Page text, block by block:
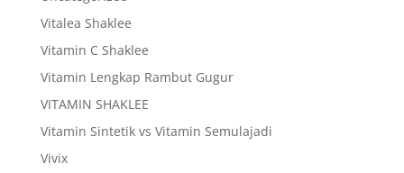
Vitalea Shaklee
Vitamin C Shaklee
Vitamin Lengkap Rambut Gugur
VITAMIN SHAKLEE
Vitamin Sintetik vs Vitamin Semulajadi
Vivix